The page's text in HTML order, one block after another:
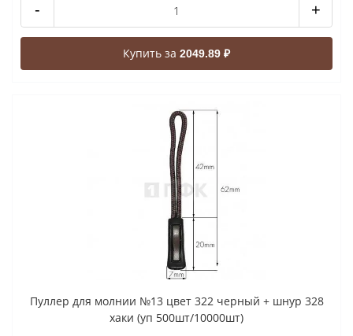
- +
Купить за 2049.89 ₽
Пуллер для молнии №13 цвет 322 черный + шнур 328
хаки (уп 500шт/10000шт)